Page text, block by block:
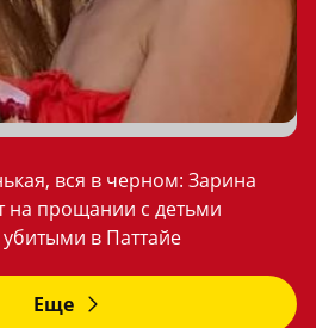
вся в черном: Зарина
на прощании с детьми
в Паттайе
Еще